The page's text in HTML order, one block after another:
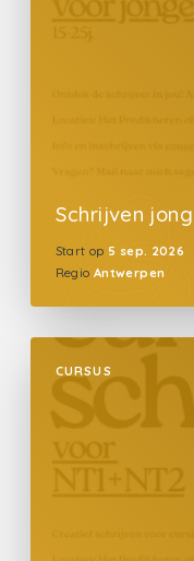
Schrijven
Start op 5 sep. 2026
Regio Antwerpen
CURSUS